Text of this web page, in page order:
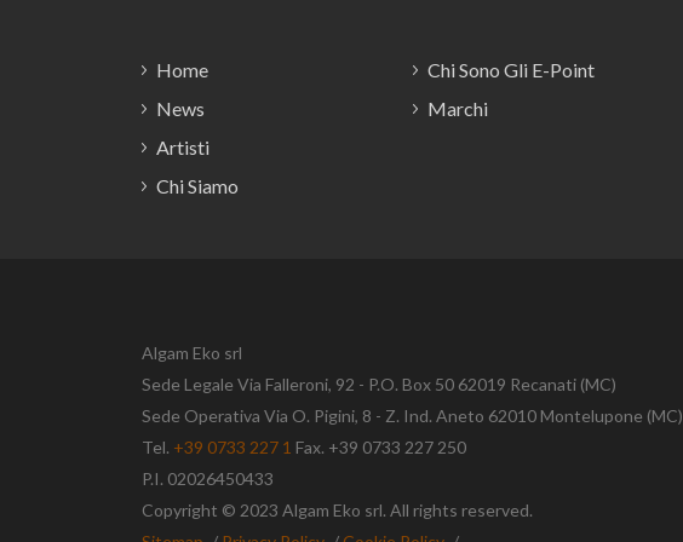
Home
News
Artisti
Chi Siamo
Chi Sono Gli E-Point
Marchi
Algam Eko srl
Sede Legale Via Falleroni, 92 - P.O. Box 50 62019 Recanati (MC)
Sede Operativa Via O. Pigini, 8 - Z. Ind. Aneto 62010 Montelupone (MC)
Tel. +39 0733 227 1 Fax. +39 0733 227 250
P.I. 02026450433
Copyright © 2023 Algam Eko srl. All rights reserved.